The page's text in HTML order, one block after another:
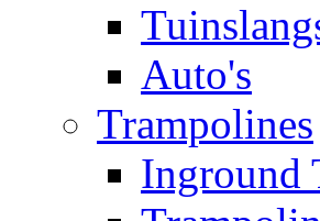
Auto's
Trampolines
Inground